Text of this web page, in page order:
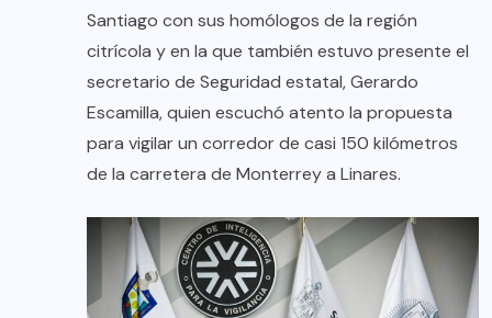
Santiago con sus homólogos de la región
citrícola y en la que también estuvo presente el
secretario de Seguridad estatal, Gerardo
Escamilla, quien escuchó atento la propuesta
para vigilar un corredor de casi 150 kilómetros
de la carretera de Monterrey a Linares.